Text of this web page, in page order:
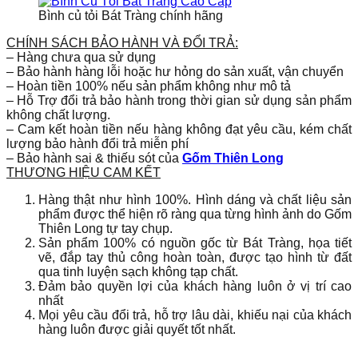
Bình củ tỏi Bát Tràng chính hãng
CHÍNH SÁCH BẢO HÀNH VÀ ĐỔI TRẢ:
– Hàng chưa qua sử dụng
– Bảo hành hàng lỗi hoặc hư hỏng do sản xuất, vận chuyển
– Hoàn tiền 100% nếu sản phẩm không như mô tả
– Hỗ Trợ đổi trả bảo hành trong thời gian sử dụng sản phẩm
không chất lượng.
– Cam kết hoàn tiền nếu hàng không đạt yêu cầu, kém chất
lượng bảo hành đổi trả miễn phí
– Bảo hành sai & thiếu sót của Gốm Thiên Long
THƯƠNG HIỆU CAM KẾT
Hàng thật như hình 100%. Hình dáng và chất liệu sản
phẩm được thể hiện rõ ràng qua từng hình ảnh do Gốm
Thiên Long tự tay chụp.
Sản phẩm 100% có nguồn gốc từ Bát Tràng, họa tiết
vẽ, đắp tay thủ công hoàn toàn, được tạo hình từ đất
qua tinh luyện sạch không tạp chất.
Đảm bảo quyền lợi của khách hàng luôn ở vị trí cao
nhất
Mọi yêu cầu đổi trả, hỗ trợ lâu dài, khiếu nại của khách
hàng luôn được giải quyết tốt nhất.